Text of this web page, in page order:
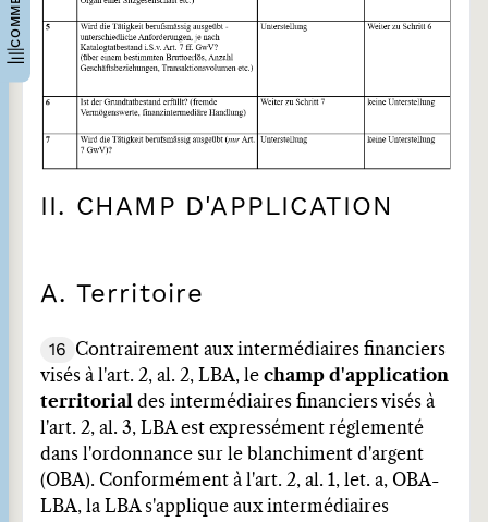
II. CHAMP D'APPLICATION
A. Territoire
16
Contrairement aux intermédiaires financiers
visés à l'art. 2, al. 2, LBA, le champ d'application
territorial des intermédiaires financiers visés à
l'art. 2, al. 3, LBA est expressément réglementé
dans l'ordonnance sur le blanchiment d'argent
(OBA). Conformément à l'art. 2, al. 1, let. a, OBA-
LBA, la LBA s'applique aux intermédiaires